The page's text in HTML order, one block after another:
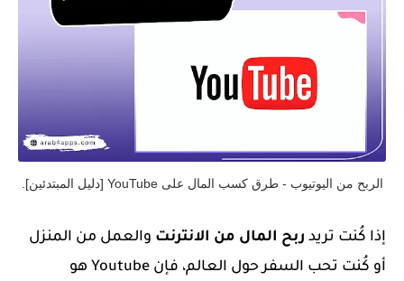
الربح من اليوتيوب - طرق كسب المال على YouTube [دليل المبتدئين].
إذا كُنت تريد ربح المال من الانترنت والعمل من المنزل
أو كُنت تحب السفر حول العالم، فإن Youtube هو